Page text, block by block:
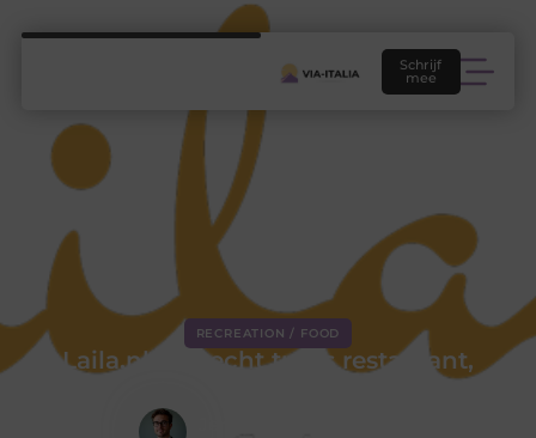
Schrijf
mee
RECREATION / FOOD
Laila.nl een echt turks restaurant,